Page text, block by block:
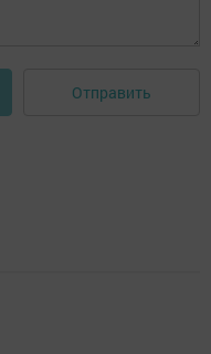
Отправить